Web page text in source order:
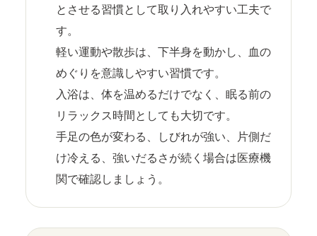
とさせる習慣として取り入れやすい工夫で
す。
軽い運動や散歩は、下半身を動かし、血の
めぐりを意識しやすい習慣です。
入浴は、体を温めるだけでなく、眠る前の
リラックス時間としても大切です。
手足の色が変わる、しびれが強い、片側だ
け冷える、強いだるさが続く場合は医療機
関で確認しましょう。